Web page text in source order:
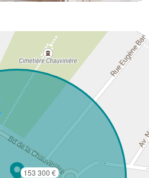
153 300 €